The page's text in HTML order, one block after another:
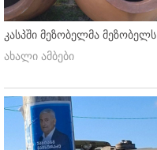
კასპში მეზობელმა
ახალი ამბები